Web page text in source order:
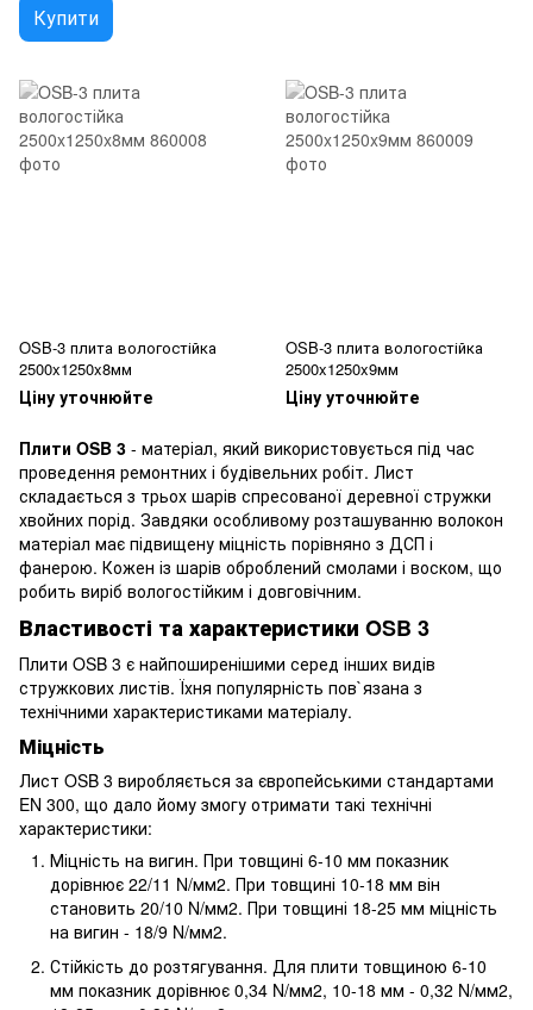
Купити
OSB-3 плита вологостійка
2500x1250x8мм
Ціну уточнюйте
OSB-3 плита вологостійка
2500x1250x9мм
Ціну уточнюйте
Плити OSB 3 - матеріал, який використовується під час
проведення ремонтних і будівельних робіт. Лист
складається з трьох шарів спресованої деревної стружки
хвойних порід. Завдяки особливому розташуванню волокон
матеріал має підвищену міцність порівняно з ДСП і
фанерою. Кожен із шарів оброблений смолами і воском, що
робить виріб вологостійким і довговічним.
Властивості та характеристики OSB 3
Плити OSB 3 є найпоширенішими серед інших видів
стружкових листів. Їхня популярність пов`язана з
технічними характеристиками матеріалу.
Міцність
Лист OSB 3 виробляється за європейськими стандартами
EN 300, що дало йому змогу отримати такі технічні
характеристики:
Міцність на вигин. При товщині 6-10 мм показник
дорівнює 22/11 N/мм2. При товщині 10-18 мм він
становить 20/10 N/мм2. При товщині 18-25 мм міцність
на вигин - 18/9 N/мм2.
Стійкість до розтягування. Для плити товщиною 6-10
мм показник дорівнює 0,34 N/мм2, 10-18 мм - 0,32 N/мм2,